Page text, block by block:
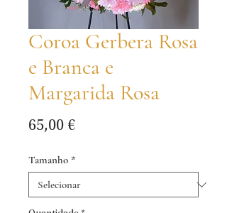
Coroa Gerbera Rosa
e Branca e
Margarida Rosa
65,00 €Preço
Tamanho *